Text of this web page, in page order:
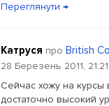
Переглянути →
Катруся про British
28 Березень 2011, 21:21
Сейчас хожу на курсы
достаточно высокий